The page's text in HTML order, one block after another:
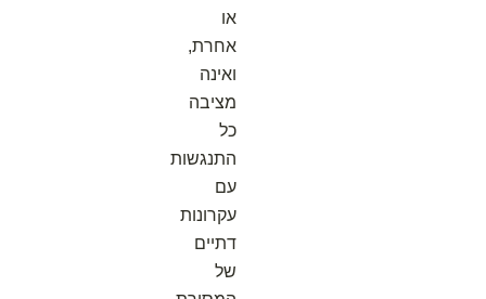
או
אחרת,
ואינה
מציבה
כל
התנגשות
עם
עקרונות
דתיים
של